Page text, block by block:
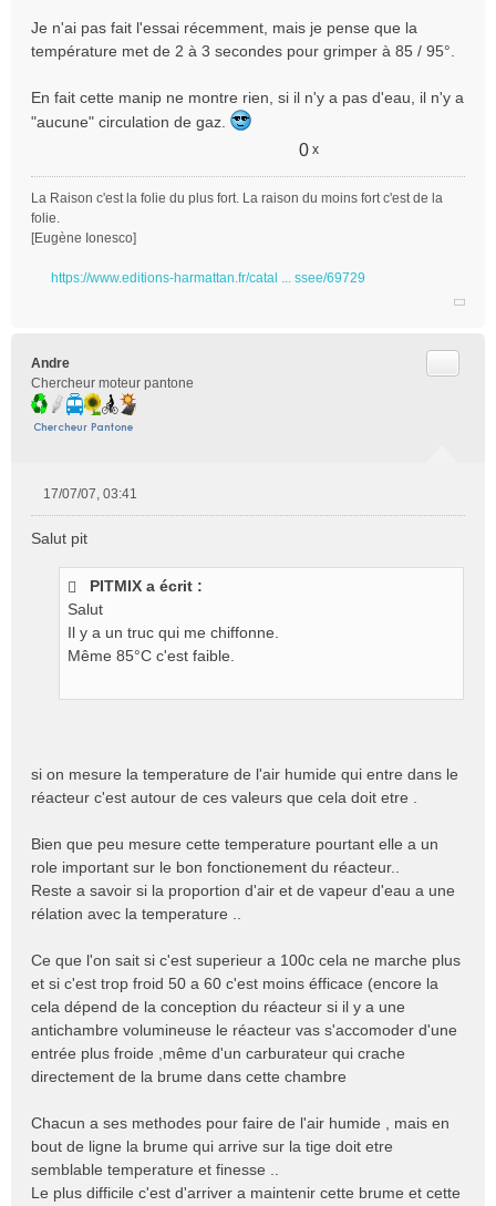
Je n'ai pas fait l'essai récemment, mais je pense que la
température met de 2 à 3 secondes pour grimper à 85 / 95°.
En fait cette manip ne montre rien, si il n'y a pas d'eau, il n'y a
"aucune" circulation de gaz.
0 x
La Raison c'est la folie du plus fort. La raison du moins fort c'est de la
folie.
[Eugène Ionesco]
https://www.editions-harmattan.fr/catal ... ssee/69729
Andre
Chercheur moteur pantone
s
17/07/07, 03:41
Salut pit
PITMIX a écrit :
Salut
Il y a un truc qui me chiffonne.
Même 85°C c'est faible.
si on mesure la temperature de l'air humide qui entre dans le
réacteur c'est autour de ces valeurs que cela doit etre .
Bien que peu mesure cette temperature pourtant elle a un
role important sur le bon fonctionement du réacteur..
Reste a savoir si la proportion d'air et de vapeur d'eau a une
rélation avec la temperature ..
Ce que l'on sait si c'est superieur a 100c cela ne marche plus
et si c'est trop froid 50 a 60 c'est moins éfficace (encore la
cela dépend de la conception du réacteur si il y a une
antichambre volumineuse le réacteur vas s'accomoder d'une
entrée plus froide ,même d'un carburateur qui crache
directement de la brume dans cette chambre
Chacun a ses methodes pour faire de l'air humide , mais en
bout de ligne la brume qui arrive sur la tige doit etre
semblable temperature et finesse ..
Le plus difficile c'est d'arriver a maintenir cette brume et cette